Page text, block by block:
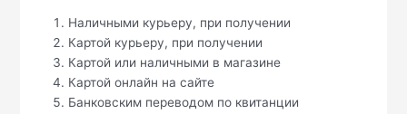
Наличными курьеру, при получении
Картой курьеру, при получении
Картой или наличными в магазине
Картой онлайн на сайте
Банковским переводом по квитанции